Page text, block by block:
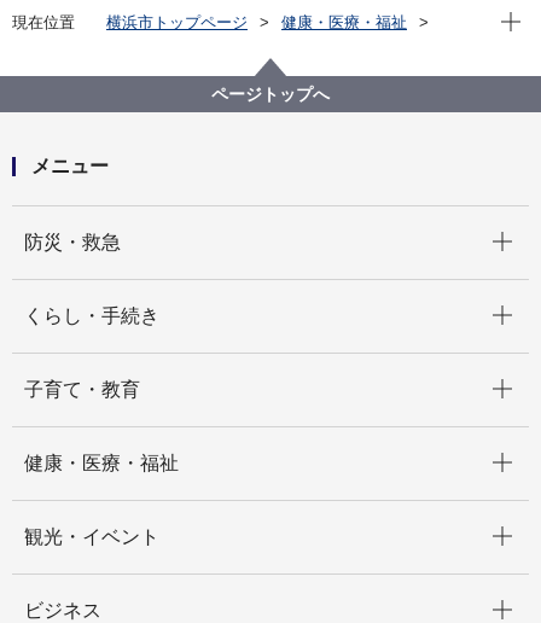
現在位置 横浜市トップページ
健康・医療・福祉
在宅・施設の福祉サービス
住所地特例制度のご案内
現在
ページトップへ
メニュー
防災・救急
くらし・手続き
子育て・教育
健康・医療・福祉
観光・イベント
ビジネス